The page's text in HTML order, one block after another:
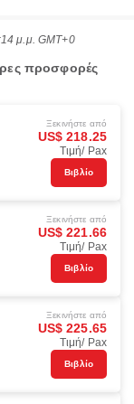
μ.μ. GMT+0
προσφορές
Ξεκινήστε από
US$ 218.25
Τιμή/ Pax
Βιβλίο
Ξεκινήστε από
US$ 221.66
Τιμή/ Pax
Βιβλίο
Ξεκινήστε από
US$ 225.65
Τιμή/ Pax
Βιβλίο